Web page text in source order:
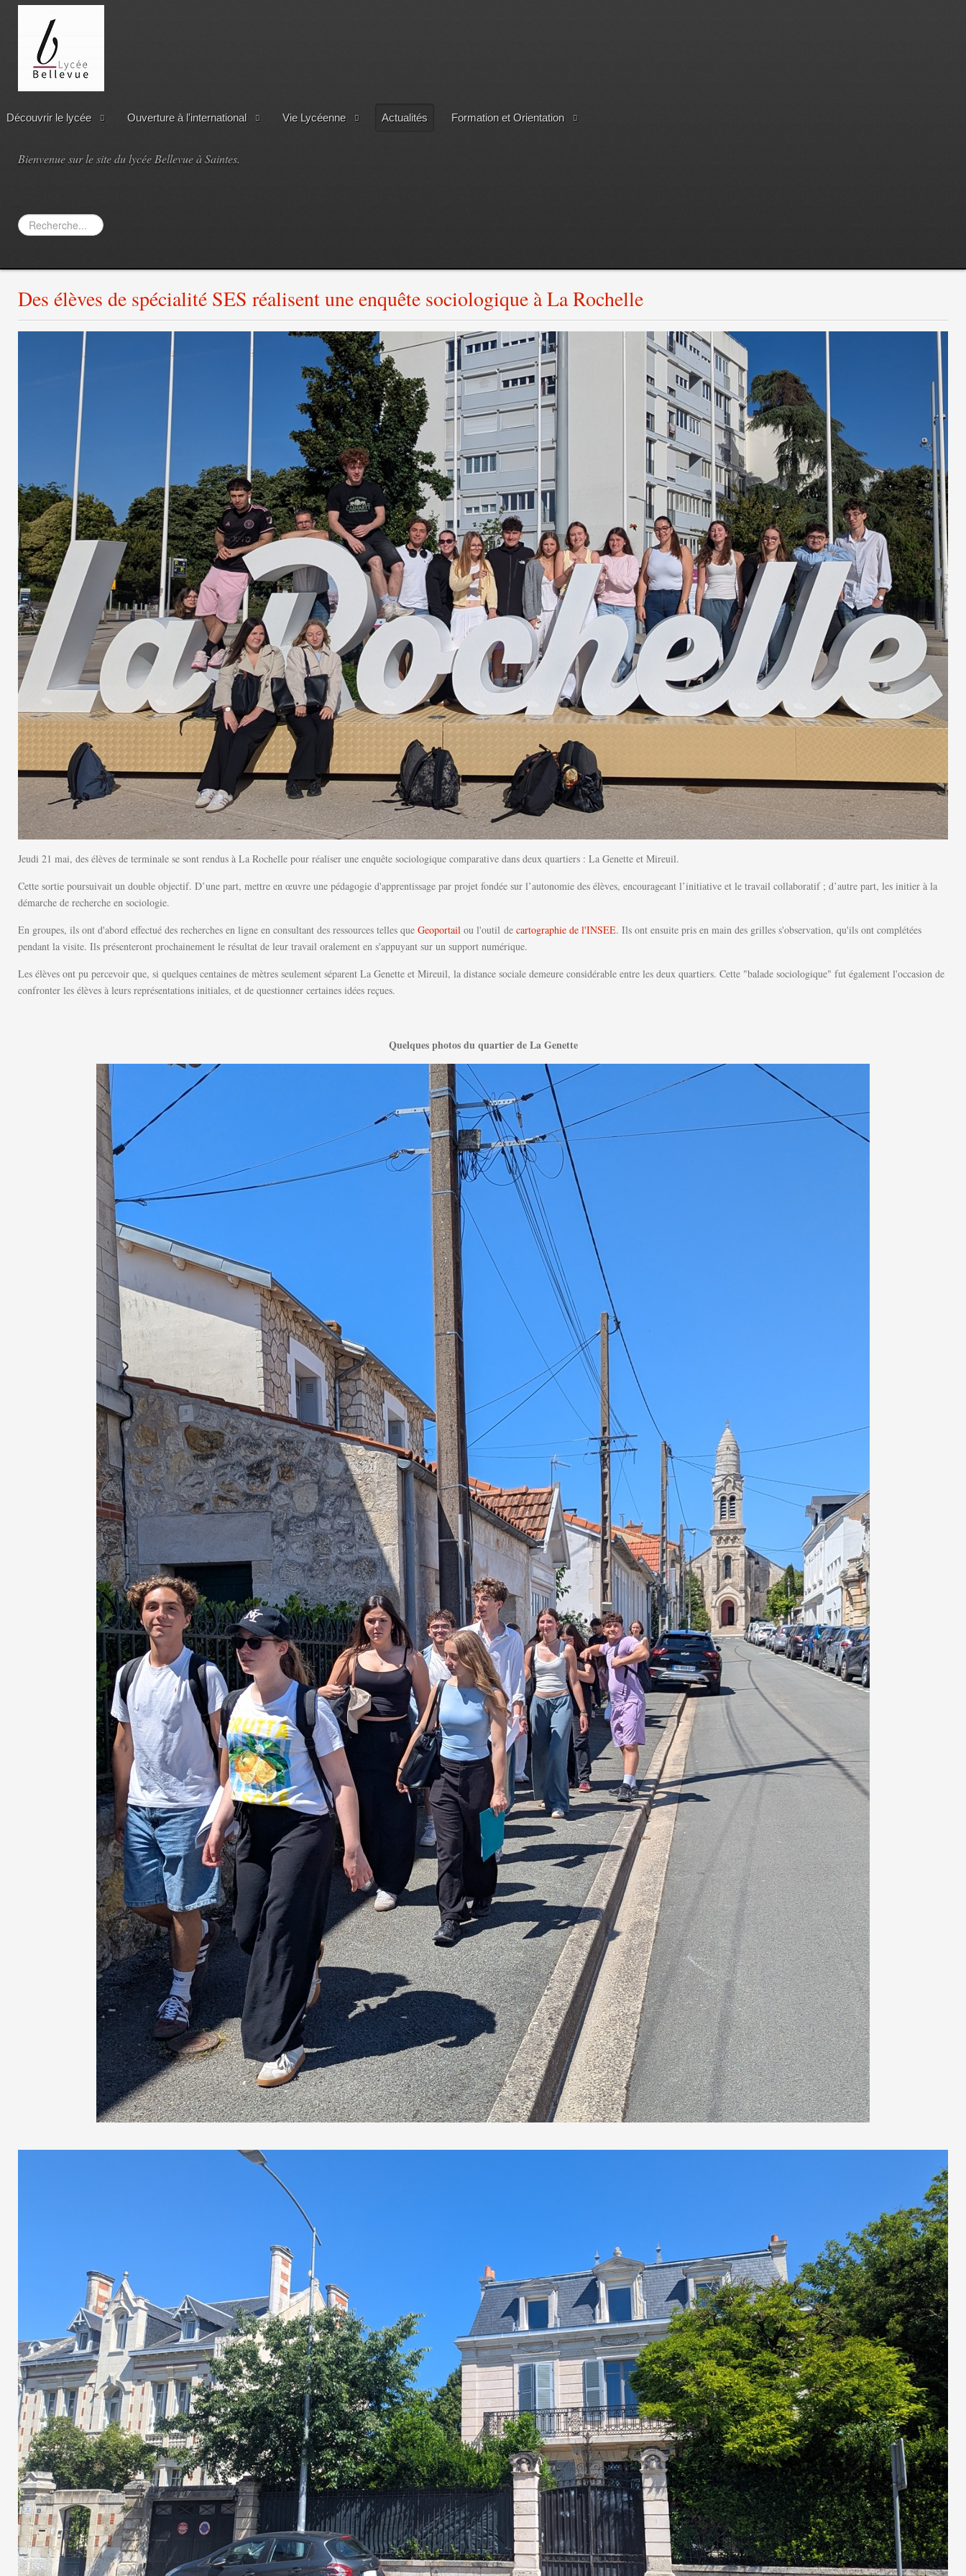
Découvrir le lycée Ouverture à l'international Vie Lycéenne Actualités Formation et Orientation
Bienvenue sur le site du lycée Bellevue à Saintes.
Rechercher
Des élèves de spécialité SES réalisent une enquête sociologique à La Rochelle
Jeudi 21 mai, des élèves de terminale se sont rendus à La Rochelle pour réaliser une enquête sociologique comparative dans deux quartiers : La Genette et Mireuil.
Cette sortie poursuivait un double objectif. D’une part, mettre en œuvre une pédagogie d'apprentissage par projet fondée sur l’autonomie des élèves, encourageant l’initiative et le travail collaboratif ; d’autre part, les initier à la
démarche de recherche en sociologie.
En groupes, ils ont d'abord effectué des recherches en ligne en consultant des ressources telles que Geoportail ou l'outil de cartographie de l'INSEE. Ils ont ensuite pris en main des grilles s'observation, qu'ils ont complétées
pendant la visite. Ils présenteront prochainement le résultat de leur travail oralement en s'appuyant sur un support numérique.
Les élèves ont pu percevoir que, si quelques centaines de mètres seulement séparent La Genette et Mireuil, la distance sociale demeure considérable entre les deux quartiers. Cette "balade sociologique" fut également l'occasion de
confronter les élèves à leurs représentations initiales, et de questionner certaines idées reçues.
Quelques photos du quartier de La Genette